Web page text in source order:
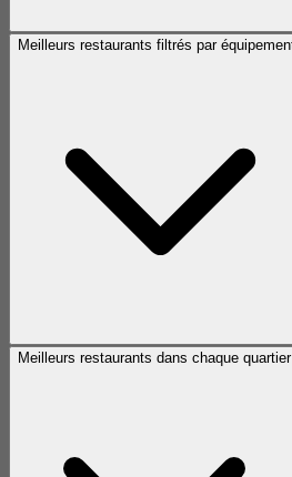
Meilleurs restaurants filtrés par
Meilleurs restaurants dans chaque quartier